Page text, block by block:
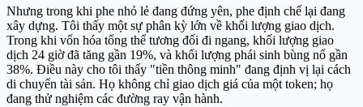
Nhưng trong khi phe nhỏ lẻ đang đứng yên, phe định chế lại đang
xây dựng. Tôi thấy một sự phân kỳ lớn về khối lượng giao dịch.
Trong khi vốn hóa tổng thể tương đối đi ngang, khối lượng giao
dịch 24 giờ đã tăng gần 19%, và khối lượng phái sinh bùng nổ gần
38%. Điều này cho tôi thấy "tiền thông minh" đang định vị lại cách
di chuyển tài sản. Họ không chỉ giao dịch giá của một token; họ
đang thử nghiệm các đường ray vận hành.